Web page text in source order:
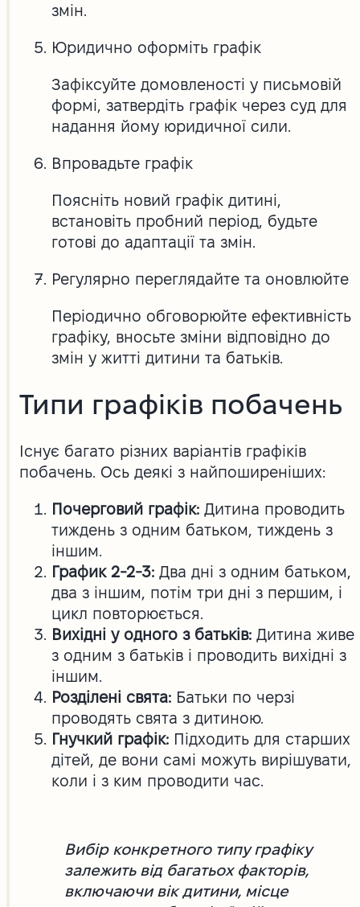
змін.
Юридично оформіть графік
Зафіксуйте домовленості у письмовій
формі, затвердіть графік через суд для
надання йому юридичної сили.
Впровадьте графік
Поясніть новий графік дитині,
встановіть пробний період, будьте
готові до адаптації та змін.
Регулярно переглядайте та оновлюйте
Періодично обговорюйте ефективність
графіку, вносьте зміни відповідно до
змін у житті дитини та батьків.
Типи графіків побачень
Існує багато різних варіантів графіків
побачень. Ось деякі з найпоширеніших:
Почерговий графік:Дитина проводить
тиждень з одним батьком, тиждень з
іншим.
График 2-2-3:Два дні з одним батьком,
два з іншим, потім три дні з першим, і
цикл повторюється.
Вихідні у одного з батьків: Дитина живе
з одним з батьків і проводить вихідні з
іншим.
Розділені свята: Батьки по черзі
проводять свята з дитиною.
Гнучкий графік:Підходить для старших
дітей, де вони самі можуть вирішувати,
коли і з ким проводити час.
Вибір конкретного типу графіку
залежить від багатьох факторів,
включаючи вік дитини, місце